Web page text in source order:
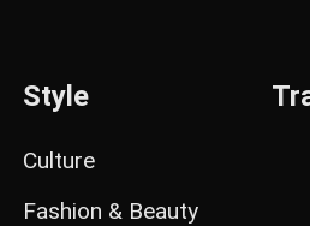
Style
Culture
Fashion & Beauty